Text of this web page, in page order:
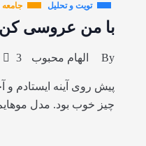
تویت و تحلیل جامعه
با من عروسی
By الهام محبوب 3 دلو 1400
پیش روی آینه ایستادم و
چیز خوب بود. مدل